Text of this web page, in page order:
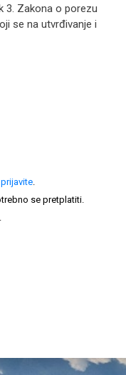
3. Zakona o porezu
se na utvrđivanje i
prijavite.
se pretplatiti.